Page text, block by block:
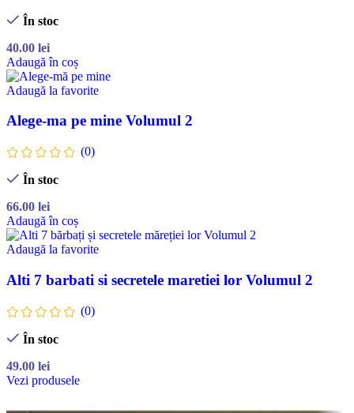
În stoc
40.00 lei
Adaugă în coș
Adaugă la favorite
Alege-ma pe mine Volumul 2
(0)
În stoc
66.00 lei
Adaugă în coș
Adaugă la favorite
Alti 7 barbati si secretele maretiei lor Volumul 2
(0)
În stoc
49.00 lei
Vezi produsele